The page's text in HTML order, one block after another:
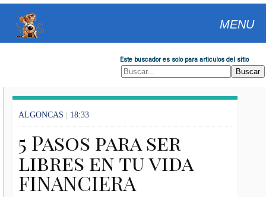
MENU
Este buscador es solo para articulos del sitio
ALGONCAS | 18:33
5 Pasos para ser
libres en tu vida
FINANCIERA